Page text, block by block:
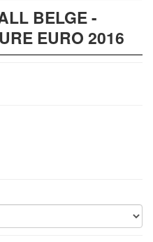
BELGE -
EURO 2016